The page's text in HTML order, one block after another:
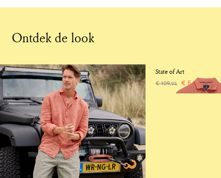
Ontdek de look
State of Art
€109,95 € 54, 98